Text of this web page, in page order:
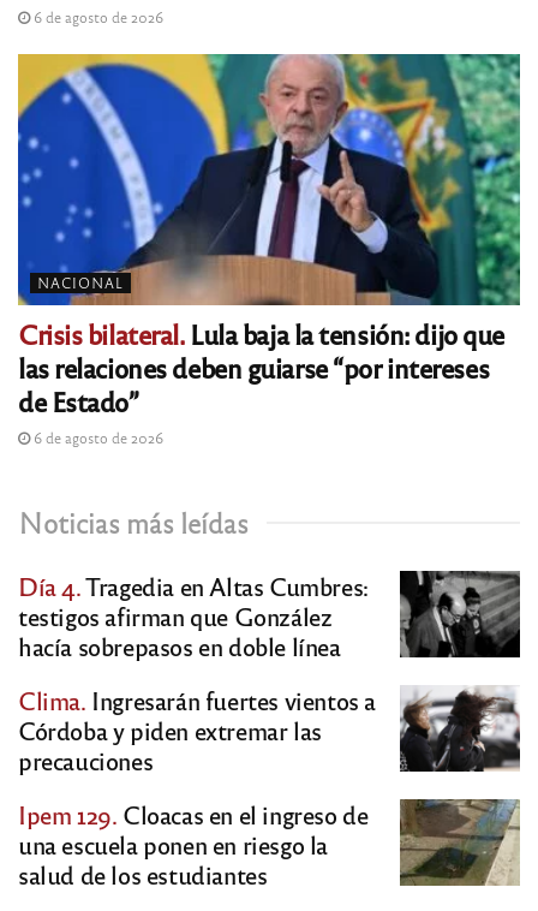
6 de agosto de 2026
NACIONAL
Crisis bilateral.Lula baja la tensión: dijo que
las relaciones deben guiarse “por intereses
de Estado”
6 de agosto de 2026
Noticias más leídas
Día 4.Tragedia en Altas Cumbres:
testigos afirman que González
hacía sobrepasos en doble línea
Clima. Ingresarán fuertes vientos a
Córdoba y piden extremar las
precauciones
Ipem 129. Cloacas en el ingreso de
una escuela ponen en riesgo la
salud de los estudiantes